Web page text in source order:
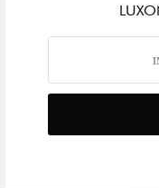
PABLO GUTIÉRREZ-RAVÉ